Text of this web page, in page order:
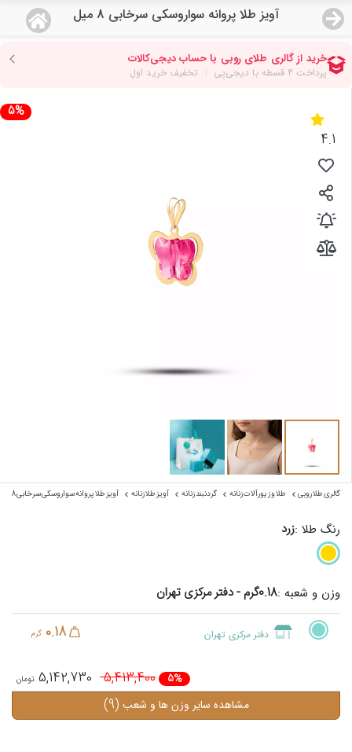
آویز طلا پروانه سواروسکی سرخابی 8 میل
منو
صفحه اصلی
دسته بندی محصولات
نمایندگی ها
مجله روبی
درباره ما
5%
4.1
گالری طلا روبی طلا و زیورآلات زنانه گردنبند زنانه آویز طلا زنانه آویز طلا پروانه سواروسکی سرخابی 8 میل
رنگ طلا :زرد
وزن و شعبه :0.18گرم - دفتر مرکزی تهران
دفتر مرکزی تهران 0.18 گرم
5%
5,413,400
5,142,730
مشاهده سایر وزن ها و شعب (9)